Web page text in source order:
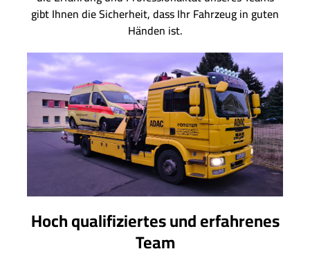
gibt Ihnen die Sicherheit, dass Ihr Fahrzeug in guten
Händen ist.
Hoch qualifiziertes und erfahrenes
Team